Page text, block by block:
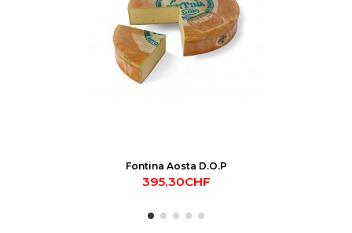
Fontina Aosta D.O.P
395,30CHF